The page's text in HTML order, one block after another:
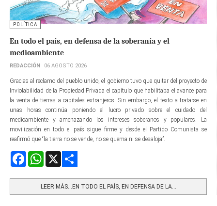
POLÍTICA
En todo el país, en defensa de la soberanía y el
medioambiente
REDACCIÓN 06 AGOSTO 2026
Gracias al reclamo del pueblo unido, el gobierno tuvo que quitar del proyecto de
Inviolabilidad de la Propiedad Privada el capítulo que habilitaba el avance para
la venta de tierras a capitales extranjeros. Sin embargo, el texto a tratarse en
unas horas continúa poniendo el lucro privado sobre el cuidado del
medioambiente y amenazando los intereses soberanos y populares. La
movilización en todo el país sigue firme y desde el Partido Comunista se
reafirmó que “la tierra no se vende, no se quema ni se desaloja”.
FacebookWhatsApp
LEER MÁS…EN TODO EL PAÍS, EN DEFENSA DE LA...